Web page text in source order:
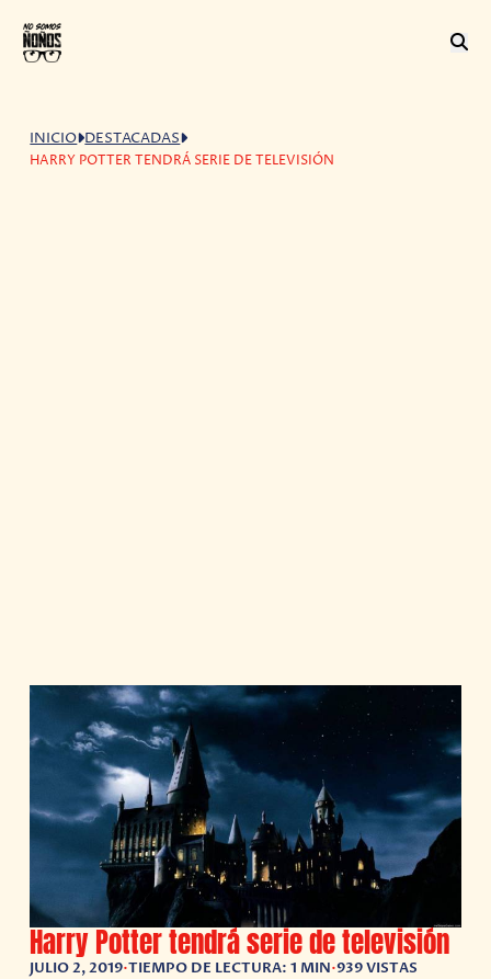
INICIO DESTACADAS
HARRY POTTER TENDRÁ SERIE DE TELEVISIÓN
Harry Potter tendrá serie de televisión
JULIO 2, 2019•TIEMPO DE LECTURA: 1 MIN•939 VISTAS